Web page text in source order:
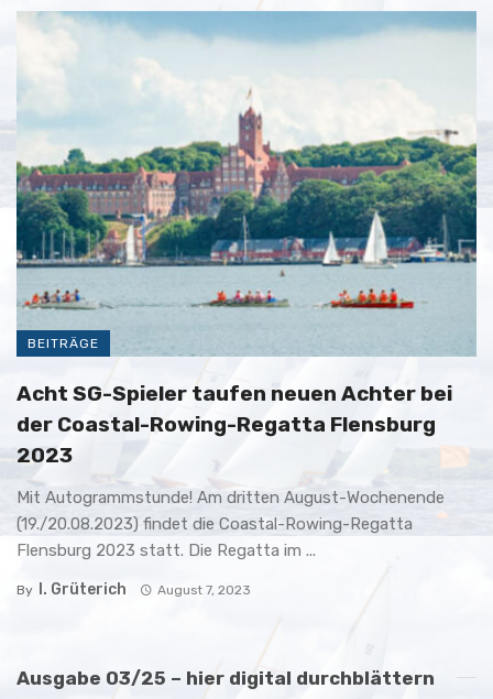
BEITRÄGE
Acht SG-Spieler taufen neuen Achter bei
der Coastal-Rowing-Regatta Flensburg
2023
Mit Autogrammstunde! Am dritten August-Wochenende
(19./20.08.2023) findet die Coastal-Rowing-Regatta
Flensburg 2023 statt. Die Regatta im ...
By I. Grüterich August 7, 2023
Ausgabe 03/25 – hier digital durchblättern